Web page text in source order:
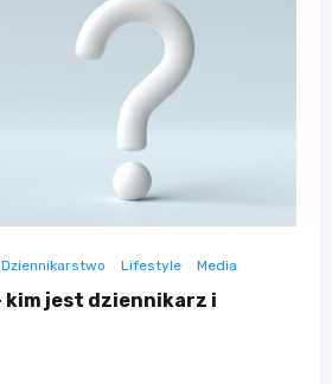
Dziennikarstwo Lifestyle Media
kim jest dziennikarz i